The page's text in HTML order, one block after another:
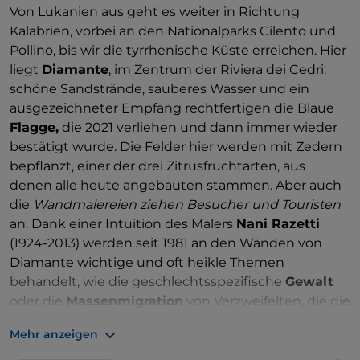
die vielen Weinkeller motiviert, die in Sant'Angelo in
den Felsen desCarpineto, des Berges, der das Dorf
überragt, gegraben wurden: Ein Glas Aglianico ist die
richtige Begleitung für die lokalen Käse und
Wurstwaren, wenn Sie sich hinsetzen, um Ihre Beine
auszuruhen. Um das Erlebnis interaktiver zu
gestalten, tragen dieSkulpturen bei , die mit Ihnen
durch die gepflasterten Straßen des Dorfes
„spazieren“, eine Frau, die eine Wiege über dem Kopf
hält, oder ein Mann, der einen Esel von den Feldern
zurückzieht, nach einem Arbeitstag.
Von Lukanien aus geht es weiter in Richtung
Kalabrien, vorbei an den Nationalparks Cilento und
Pollino, bis wir die tyrrhenische Küste erreichen. Hier
liegt Diamante, im Zentrum der Riviera dei Cedri:
schöne Sandstrände, sauberes Wasser und ein
ausgezeichneter Empfang rechtfertigen die Blaue
Flagge, die 2021 verliehen und dann immer wieder
bestätigt wurde. Die Felder hier werden mit Zedern
bepflanzt, einer der drei Zitrusfruchtarten, aus
denen alle heute angebauten stammen. Aber auch
die Wandmalereien ziehen Besucher und Touristen
an. Dank einer Intuition des Malers Nani Razetti
(1924-2013) werden seit 1981 an den Wänden von
Diamante wichtige und oft heikle Themen
behandelt, wie die geschlechtsspezifische Gewalt
oder die Massenmigration von Verzweifelten, die die
hat in der Tat eine intensive und alte Beziehung
Mehr anzeigen